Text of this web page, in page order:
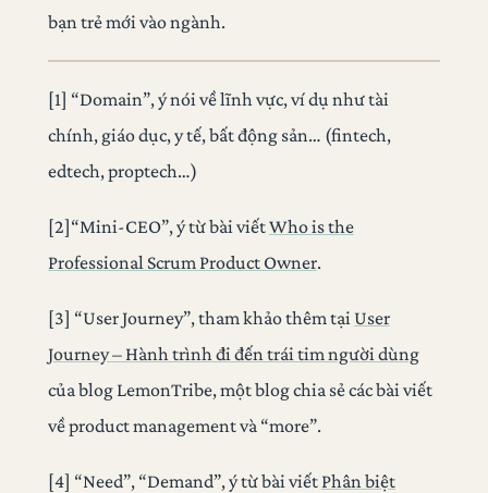
bạn trẻ mới vào ngành.
[1] “Domain”, ý nói về lĩnh vực, ví dụ như tài
chính, giáo dục, y tế, bất động sản… (fintech,
edtech, proptech…)
[2]“Mini-CEO”, ý từ bài viếtWho is the
Professional Scrum Product Owner.
[3] “User Journey”, tham khảo thêm tại User
Journey – Hành trình đi đến trái tim người dùng
của blog LemonTribe, một blog chia sẻ các bài viết
về product management và “more”.
[4] “Need”, “Demand”, ý từ bài viết Phân biệt